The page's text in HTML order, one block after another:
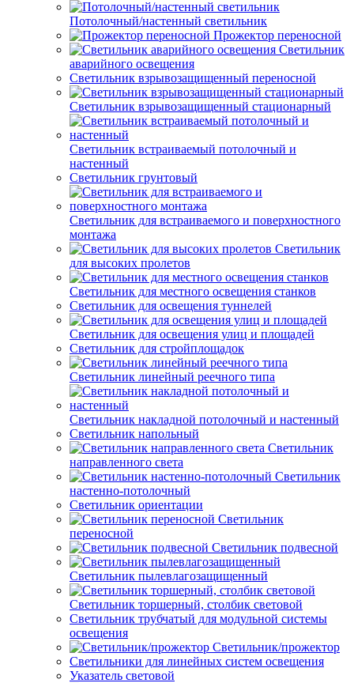
Потолочный/настенный светильник
Прожектор переносной
Светильник
аварийного освещения
Светильник взрывозащищенный переносной
Светильник взрывозащищенный стационарный
Светильник встраиваемый потолочный и
настенный
Светильник грунтовый
Светильник для встраиваемого и поверхностного
монтажа
Светильник
для высоких пролетов
Светильник для местного освещения станков
Светильник для освещения туннелей
Светильник для освещения улиц и площадей
Светильник для стройплощадок
Светильник линейный реечного типа
Светильник накладной потолочный и настенный
Светильник напольный
Светильник
направленного света
Светильник
настенно-потолочный
Светильник ориентации
Светильник
переносной
Светильник подвесной
Светильник пылевлагозащищенный
Светильник торшерный, столбик световой
Светильник трубчатый для модульной системы
освещения
Светильник/прожектор
Светильники для линейных систем освещения
Указатель световой